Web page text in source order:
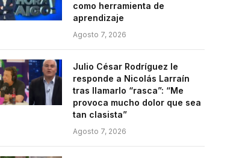
como herramienta de
aprendizaje
Agosto 7, 2026
Julio César Rodríguez le
responde a Nicolás Larraín
tras llamarlo “rasca”: “Me
provoca mucho dolor que sea
tan clasista”
Agosto 7, 2026